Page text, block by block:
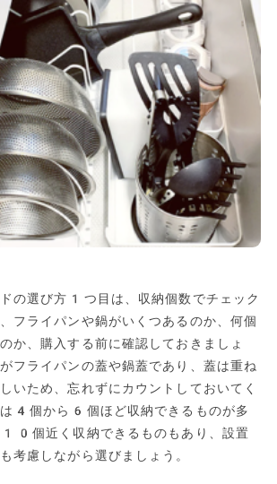
の選び方1つ目は、収納個数でチェック
フライパンや鍋がいくつあるのか、何個
か、購入する前に確認しておきましょ
フライパンの蓋や鍋蓋であり、蓋は重ね
いため、忘れずにカウントしておいてく
は4個から6個ほど収納できるものが多
10個近く収納できるものもあり、設置
考慮しながら選びましょう。